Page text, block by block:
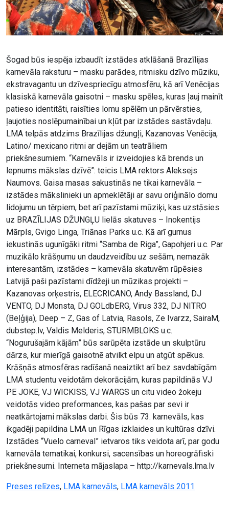
Šogad būs iespēja izbaudīt izstādes atklāšanā Brazīlijas
karnevāla raksturu – masku parādes, ritmisku dzīvo mūziku,
ekstravagantu un dzīvespriecīgu atmosfēru, kā arī Venēcijas
klasiskā karnevāla gaisotni – masku spēles, kuras ļauj mainīt
patieso identitāti, raisīties lomu spēlēm un pārvērsties,
ļaujoties noslēpumainībai un kļūt par izstādes sastāvdaļu.
LMA telpās atdzims Brazīlijas džungļi, Kazanovas Venēcija,
Latino/ mexicano ritmi ar dejām un teatrāliem
priekšnesumiem. “Karnevāls ir izveidojies kā brends un
lepnums mākslas dzīvē”: teicis LMA rektors Aleksejs
Naumovs. Gaisa masas sakustinās ne tikai karnevāla –
izstādes mākslinieki un apmeklētāji ar savu oriģinālo domu
lidojumu un tērpiem, bet arī pazīstami mūziķi, kas uzstāsies
uz BRAZĪLIJAS DŽUNGĻU lielās skatuves – Inokentijs
Mārpls, Gvigo Linga, Triānas Parks u.c. Kā arī gurnus
iekustinās ugunīgāki ritmi “Samba de Riga”, Gapohjeri u.c. Par
muzikālo krāšņumu un daudzveidību uz sešām, nemazāk
interesantām, izstādes – karnevāla skatuvēm rūpēsies
Latvijā paši pazīstami dīdžeji un mūzikas projekti –
Kazanovas orķestris, ELECRICANO, Andy Bassland, DJ
VENTO, DJ Monsta, DJ GOLdbERG, Virus 332, DJ NITRO
(Beļģija), Deep – Z, Gas of Latvia, Rasols, Ze Ivarzz, SairaM,
dubstep.lv, Valdis Melderis, STURMBLOKS u.c.
“Nogurušajām kājām” būs sarūpēta izstāde un skulptūru
dārzs, kur mierīgā gaisotnē atvilkt elpu un atgūt spēkus.
Krāšņās atmosfēras radīšanā neaiztikt arī bez savdabīgām
LMA studentu veidotām dekorācijām, kuras papildinās VJ
PE JOKE, VJ WICKISS, VJ WARGS un citu video žokeju
veidotās video preformances, kas pašas par sevi ir
neatkārtojami mākslas darbi. Šis būs 73. karnevāls, kas
ikgadēji papildina LMA un Rīgas izklaides un kultūras dzīvi.
Izstādes “Vuelo carneval” ietvaros tiks veidota arī, par godu
karnevāla tematikai, konkursi, sacensības un horeogrāfiski
priekšnesumi. Interneta mājaslapa – http://karnevals.lma.lv
Preses relīzes, LMA karnevāls, LMA karnevāls 2011